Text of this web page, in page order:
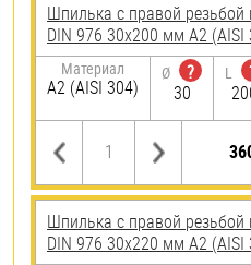
Шпилька с правой резьбой
DIN 976 30х200 мм А2 (AISI
Материал
А2 (AISI 304)
Ø
?
30
L
Шпилька с правой резьбой
DIN 976 30х220 мм А2 (AISI